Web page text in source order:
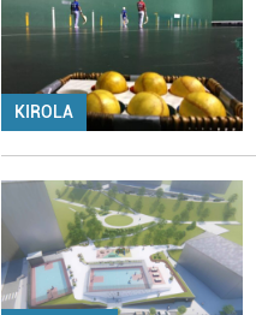
KIROLA